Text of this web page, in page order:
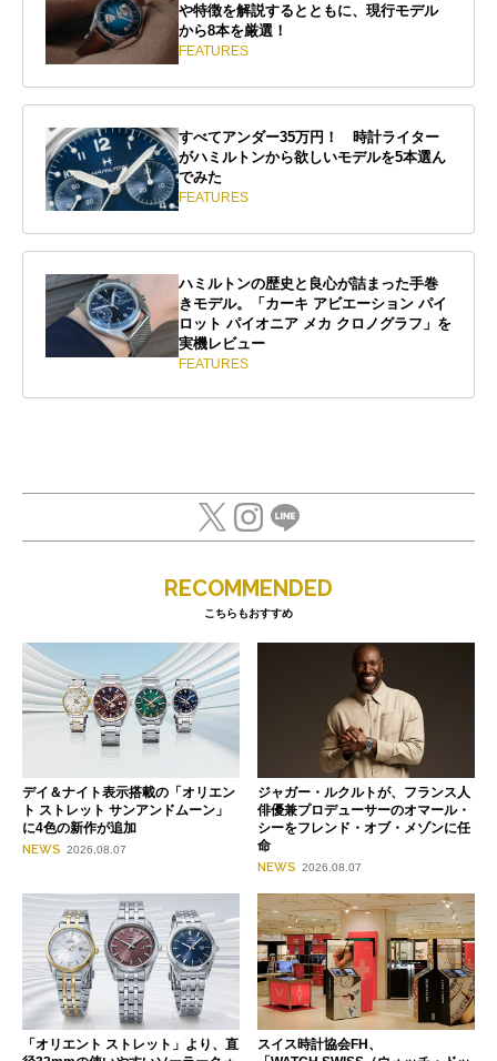
や特徴を解説するとともに、現行モデル
から8本を厳選！
FEATURES
すべてアンダー35万円！ 時計ライター
がハミルトンから欲しいモデルを5本選ん
でみた
FEATURES
ハミルトンの歴史と良心が詰まった手巻
きモデル。「カーキ アビエーション パイ
ロット パイオニア メカ クロノグラフ」を
実機レビュー
FEATURES
RECOMMENDED
こちらもおすすめ
デイ＆ナイト表示搭載の「オリエン
ト ストレット サンアンドムーン」
に4色の新作が追加
NEWS 2026.08.07
ジャガー・ルクルトが、フランス人
俳優兼プロデューサーのオマール・
シーをフレンド・オブ・メゾンに任
命
NEWS 2026.08.07
「オリエント ストレット」より、直
スイス時計協会FH、